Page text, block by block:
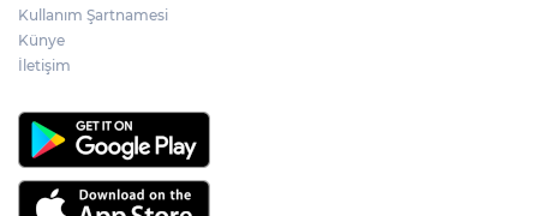
Kullanım Şartnamesi
Künye
İletişim